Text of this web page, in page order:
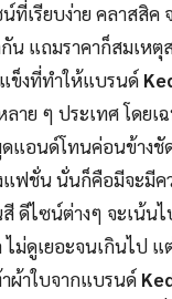
น์ที่เรียบง่าย คลาสสิ
น แถมราคาก็สมเหตุ
ข็งที่ทำให้แบรนด์
าย ๆ ประเทศ โดยเ
แอนด์โทนค่อนข้างชั
ฟชั่น นั่นก็คือมีจะมีค
สี ดีไซน์ต่างๆ จะเน้น
ม่ดูเยอะจนเกินไป แ
ผ้าใบจากแบรนด์